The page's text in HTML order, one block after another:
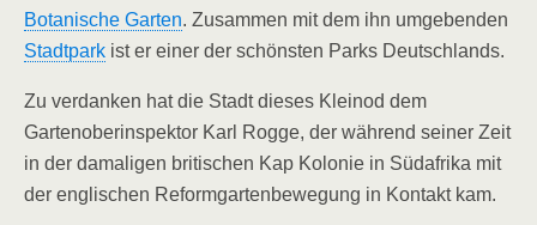
Botanische Garten. Zusammen mit dem ihn umgebenden
Stadtpark ist er einer der schönsten Parks Deutschlands.
Zu verdanken hat die Stadt dieses Kleinod dem
Gartenoberinspektor Karl Rogge, der während seiner Zeit
in der damaligen britischen Kap Kolonie in Südafrika mit
der englischen Reformgartenbewegung in Kontakt kam.